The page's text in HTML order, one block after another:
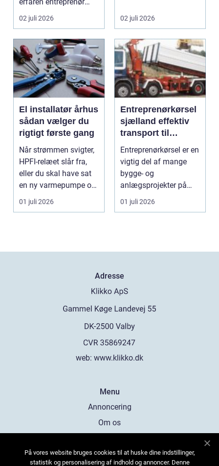
Aabenraa være
forskell...
02 juli 2026 02 juli 2026
El installatør århus
sådan vælger du
rigtigt første gang
Når strømmen svigter,
HPFI-relæet slår fra,
eller du skal have sat
en ny varmepumpe op,
er en profes...
01 juli 2026
Entreprenørkørsel
sjælland effektiv
transport til
bygge- og
anlægsopgaver
Entreprenørkørsel er en
vigtig del af mange
bygge- og
anlægsprojekter på
Sjælland. Når jord skal
fly...
01 juli 2026
Adresse
web: www.klikko.dk
Menu
Annoncering
Om os
Kontakt os
På vores website bruges cookies til at huske dine indstillinger,
statistik og personalisering af indhold og annoncer. Denne